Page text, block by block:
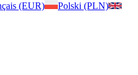
(EUR)
Polski (PLN)